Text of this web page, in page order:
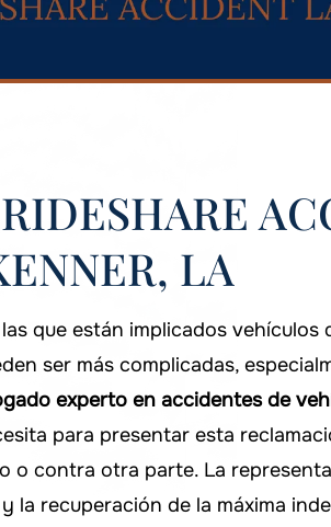
LA
que están implicados vehículos
ser más complicadas,
experto en accidentes de
para presentar esta
o contra otra parte. La
la recuperación de la máxima